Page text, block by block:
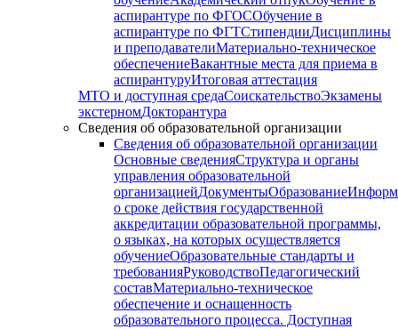
аспирантуре по ФГОСОбучение в
аспирантуре по ФГТСтипендииДисциплины
и преподавателиМатериально-техническое
обеспечениеВакантные места для приема в
аспирантуруИтоговая аттестация
МТО и доступная средаСоискательствоЭкзамены
экстерномДокторантура
Сведения об образовательной организации
Сведения об образовательной организации
Основные сведенияСтруктура и органы
управления образовательной
организациейДокументыОбразование
о сроке действия государственной
аккредитации образовательной программы,
о языках, на которых осуществляется
обучениеОбразовательные стандарты и
требованияРуководствоПедагогический
составМатериально-техническое
обеспечение и оснащенность
образовательного процесса. Доступная